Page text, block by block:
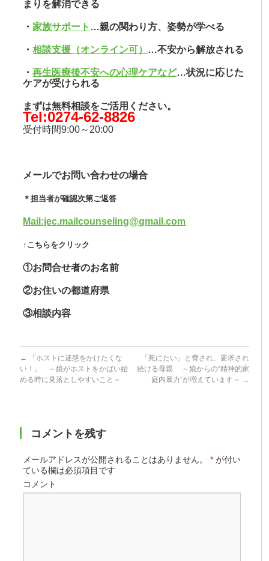
まりを解消できる
・家族サポート …親の関わり方、姿勢が学べる
・相談支援（オンライン可） …不安から解放される
・再生医療後不安への心理ケアなど…状況に応じた
ケアが受けられる
まずは無料相談をご活用ください。
Tel:0274-62-8826
受付時間9:00～20:00
メールでお問い合わせの場合
＊担当者が確認次第ご返答
Mail:jec.mailcounseling@gmail.com
↑こちらをクリック
①お問合せ者のお名前
②お住いの都道府県
③相談内容
←
「ホストに迷惑をかけたくな
い！」 ～娘がホストをかばい始
める時に見落としやすいこと～
「死にたい」と脅され、要求され
続ける母親 ～娘からの“精神的家
庭内暴力”が増えています～ →
コメントを残す
メールアドレスが公開されることはありません。 * が付い
ている欄は必須項目です
コメント